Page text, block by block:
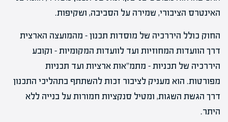
האינטרס הציבורי, שמירה על הסביבה, ושקיפות.
החוק כולל היררכיה של מוסדות תכנון – מהמועצה הארצית
דרך הוועדות המחוזיות ועד לוועדות המקומיות – וקובע
היררכיה של תכניות – מתמ"אות ארציות ועד תכניות
מפורטות. הוא מעניק לציבור זכות להשתתף בתהליכי התכנון
דרך הגשת השגות, ומטיל סנקציות חמורות על בנייה ללא
היתר.